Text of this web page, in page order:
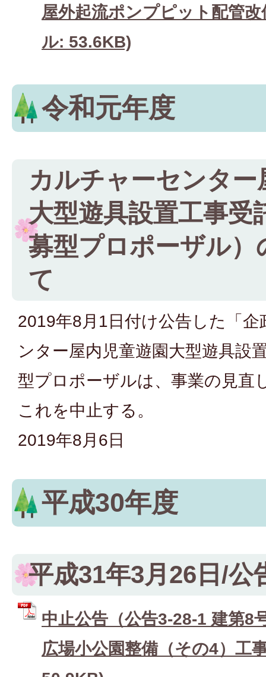
屋外起流ポンプピット配管
ル: 53.6KB)
令和元年度
カルチャーセンター
大型遊具設置工事受
募型プロポーザル）
て
2019年8月1日付け公告した「
ンター屋内児童遊園大型遊具設
型プロポーザルは、事業の見直
これを中止する。
2019年8月6日
平成30年度
平成31年3月26日/公
中止公告（公告3-28-1 建第8
広場小公園整備（その4）工